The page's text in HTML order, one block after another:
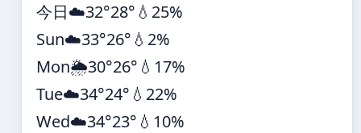
今日☁️32°28° 💧25%
Sun☁️33°26° 💧2%
Mon🌦️30°26° 💧17%
Tue☁️34°24° 💧22%
Wed☁️34°23° 💧10%